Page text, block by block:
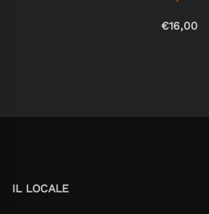
€16,00
IL LOCALE